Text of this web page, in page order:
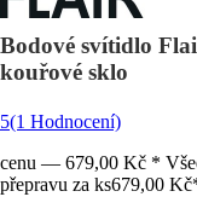
Bodové svítidlo
kouřové sklo
5(1 Hodnocení)
cenu — 679,00 Kč *
přepravu za ks679,00 Kč